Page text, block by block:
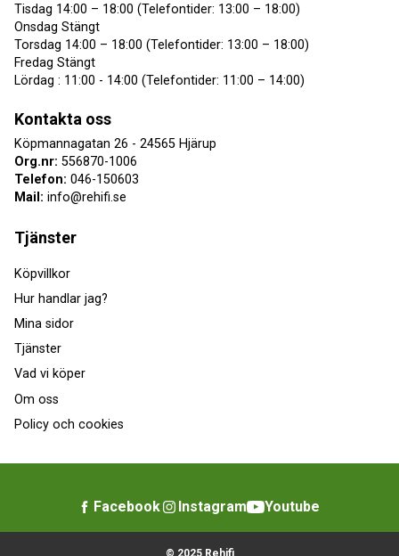
Tisdag 14:00 – 18:00 (Telefontider: 13:00 – 18:00)
Onsdag Stängt
Torsdag 14:00 – 18:00 (Telefontider: 13:00 – 18:00)
Fredag Stängt
Lördag : 11:00 - 14:00 (Telefontider: 11:00 – 14:00)
Kontakta oss
Köpmannagatan 26 - 24565 Hjärup
Org.nr: 556870-1006
Telefon: 046-150603
Mail: info@rehifi.se
Tjänster
Köpvillkor
Hur handlar jag?
Mina sidor
Tjänster
Vad vi köper
Om oss
Policy och cookies
Facebook Instagram Youtube
© 2025 Rehifi